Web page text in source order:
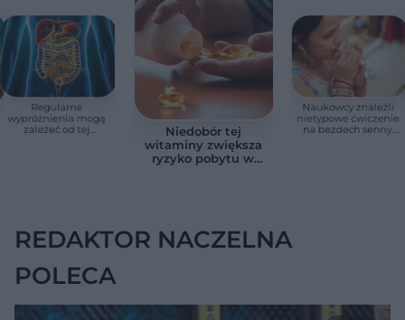
Regularne
wypróżnienia mogą
zależeć od tej
Niedobór tej
witaminy zwiększa
ryzyko pobytu w
Naukowcy znaleźli
nietypowe ćwiczenie
na bezdech senny.
REDAKTOR NACZELNA
POLECA